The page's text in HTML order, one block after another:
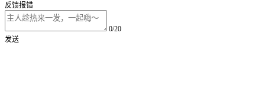
反馈报错
0/20
发送